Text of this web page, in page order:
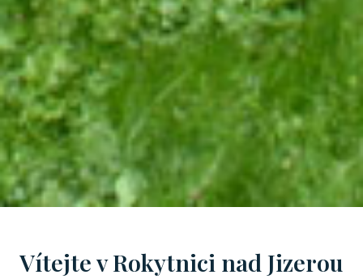
Vítejte v Rokytnici nad Jizerou